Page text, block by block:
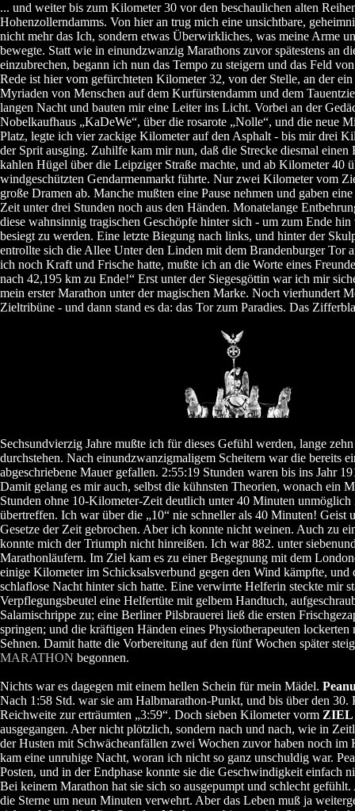
... und weiter bis zum Kilometer 30 vor den beschaulichen alten
Hohenzollerndamms. Von hier an trug mich eine unsichtbare,
nicht mehr das Ich, sondern etwas Überwirkliches, was meine Arme
bewegte. Statt wie in einundzwanzig Marathons zuvor spätestens an
einzubrechen, begann ich nun das Tempo zu steigern und das Feld
Rede ist hier vom gefürchteten Kilometer 32, von der Stelle, an der
Myriaden von Menschen auf dem Kurfürstendamm und dem
langen Nacht und bauten mir eine Leiter ins Licht. Vorbei an der
Nobelkaufhaus „KaDeWe“, über die rosarote „Nolle“, und die neue
Platz, legte ich vier zackige Kilometer auf den Asphalt - bis mir drei
der Sprit ausging. Zuhilfe kam mir nun, daß die Strecke diesmal einen
kahlen Hügel über die Leipziger Straße machte, und ab Kilometer 40
windgeschützten Gendarmenmarkt führte. Nur zwei Kilometer vom
große Dramen ab. Manche mußten eine Pause nehmen und gaben
Zeit unter drei Stunden noch aus den Händen. Monatelange
diese wahnsinnig tragischen Geschöpfe hinter sich - um zum Ende
besiegt zu werden. Eine letzte Biegung nach links, und hinter der
entrollte sich die Allee Unter den Linden mit dem Brandenburger Tor
ich noch Kraft und Frische hatte, mußte ich an die Worte eines
nach 42,195 km zu Ende!“ Erst unter der Siegesgöttin war ich mir
mein erster Marathon unter der magischen Marke. Noch vierhundert
Zieltribüne - und dann stand es da: das Tor zum Paradies. Das
Sechsundvierzig Jahre mußte ich für dieses Gefühl werden, lange
durchstehen. Nach einundzwanzigmaligem Scheitern war die bereits
abgeschriebene Mauer gefallen. 2:55:19 Stunden waren bis ins Jahr
Damit gelang es mir auch, selbst die kühnsten Theorien, wonach ein
Stunden ohne 10-Kilometer-Zeit deutlich unter 40 Minuten unmöglich
übertreffen. Ich war über die „10“ nie schneller als 40 Minuten! Geist
Gesetze der Zeit gebrochen. Aber ich konnte nicht weinen. Auch zu
konnte mich der Triumph nicht hinreißen. Ich war 882. unter
Marathonläufern. Im Ziel kam es zu einer Begegnung mit dem
einige Kilometer im Schicksalsverbund gegen den Wind kämpfte, und
schlaflose Nacht hinter sich hatte. Eine verwirrte Helferin steckte mir
Verpflegungsbeutel eine Helfertüte mit gelbem Handtuch,
Salamischrippe zu; eine Berliner Pilsbrauerei ließ die ersten
springen; und die kräftigen Händen eines Physiotherapeuten
Sehnen. Damit hatte die Vorbereitung auf den fünf Wochen später
MARATHON begonnen.
Nichts war es dagegen mit einem hellen Schein für mein Mädel.
Nach 1:58 Std. war sie am Halbmarathon-Punkt, und bis über den 30.
Reichweite zur erträumten „3:59“. Doch sieben Kilometer vorm ZIEL
ausgegangen. Aber nicht plötzlich, sondern nach und nach, wie in
der Husten mit Schwächeanfällen zwei Wochen zuvor haben noch im
kam eine unruhige Nacht, woran ich nicht so ganz unschuldig war.
Posten, und in der Endphase konnte sie die Geschwindigkeit einfach
Bei keinem Marathon hat sie sich so ausgepumpt und schlecht
die Sterne um neun Minuten verwehrt. Aber das Leben muß ja